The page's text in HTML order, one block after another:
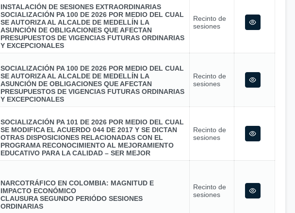
INSTALACIÓN DE SESIONES EXTRAORDINARIAS
SOCIALIZACIÓN PA 100 DE 2026 POR MEDIO DEL CUAL
SE AUTORIZA AL ALCALDE DE MEDELLÍN LA
ASUNCIÓN DE OBLIGACIONES QUE AFECTAN
PRESUPUESTOS DE VIGENCIAS FUTURAS ORDINARIAS
Y EXCEPCIONALES
Recinto de
sesiones
SOCIALIZACIÓN PA 100 DE 2026 POR MEDIO DEL CUAL
SE AUTORIZA AL ALCALDE DE MEDELLÍN LA
ASUNCIÓN DE OBLIGACIONES QUE AFECTAN
PRESUPUESTOS DE VIGENCIAS FUTURAS ORDINARIAS
Y EXCEPCIONALES
Recinto de
sesiones
SOCIALIZACIÓN PA 101 DE 2026 POR MEDIO DEL CUAL
SE MODIFICA EL ACUERDO 044 DE 2017 Y SE DICTAN
OTRAS DISPOSICIONES RELACIONADAS CON EL
PROGRAMA RECONOCIMIENTO AL MEJORAMIENTO
EDUCATIVO PARA LA CALIDAD – SER MEJOR
Recinto de
sesiones
NARCOTRÁFICO EN COLOMBIA: MAGNITUD E
IMPACTO ECONÓMICO
CLAUSURA SEGUNDO PERIÓDO SESIONES
ORDINARIAS
Recinto de
sesiones